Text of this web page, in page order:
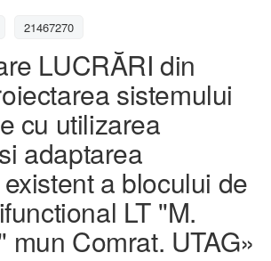
21467270
LUCRĂRI din
sistemului
cu utilizarea
adaptarea
a blocului de
LT ''M.
mun Comrat. UTAG»